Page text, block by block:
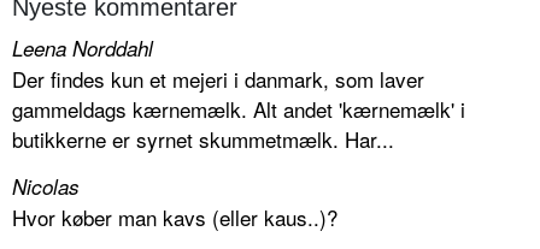
Nyeste kommentarer
Leena Norddahl
Der findes kun et mejeri i danmark, som laver
gammeldags kærnemælk. Alt andet 'kærnemælk' i
butikkerne er syrnet skummetmælk. Har...
Nicolas
Hvor køber man kavs (eller kaus..)?